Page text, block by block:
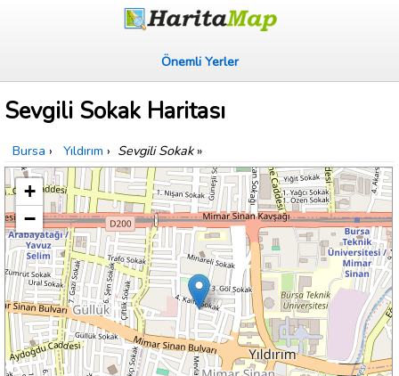
Önemli Yerler
Sevgili Sokak Haritası
Bursa › Yıldırım › Sevgili Sokak»
+
−